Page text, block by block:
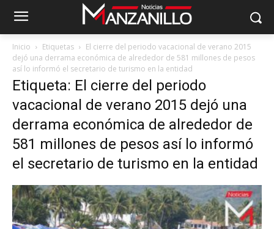
Inicio Etiquetas
El cierre del periodo vacacional de verano 2015
dejó una derrama económica de alrededor de 581 millones de pesos
así lo informó el secretario de turismo en la entidad
Etiqueta: El cierre del periodo
vacacional de verano 2015 dejó una
derrama económica de alrededor de
581 millones de pesos así lo informó
el secretario de turismo en la entidad